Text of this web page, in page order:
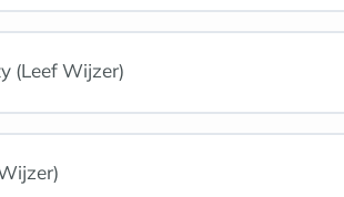
(Leef Wijzer)